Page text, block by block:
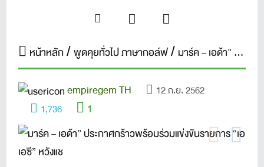
หน้าหลัก พูดคุยทั่วไป ภาษากอล์ฟ มาร์ค – เอด้า” ประกาศกร้าวพร้อมร่วมแข่งขันรายการ “เอเอซี” หวังแช
empiregem TH
12 ก.ย. 2562
1,736
1